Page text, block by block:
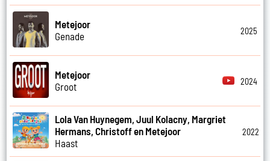
Metejoor
Genade
2025
Metejoor
Groot
2024
Lola Van Huynegem, Juul Kolacny, Margriet
Hermans, Christoff en Metejoor
Haast
2022